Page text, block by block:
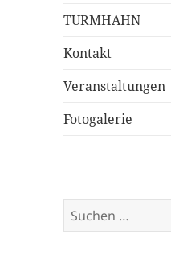
TURMHAHN
Kontakt
Veranstaltungen
Fotogalerie
Suchen
nach: